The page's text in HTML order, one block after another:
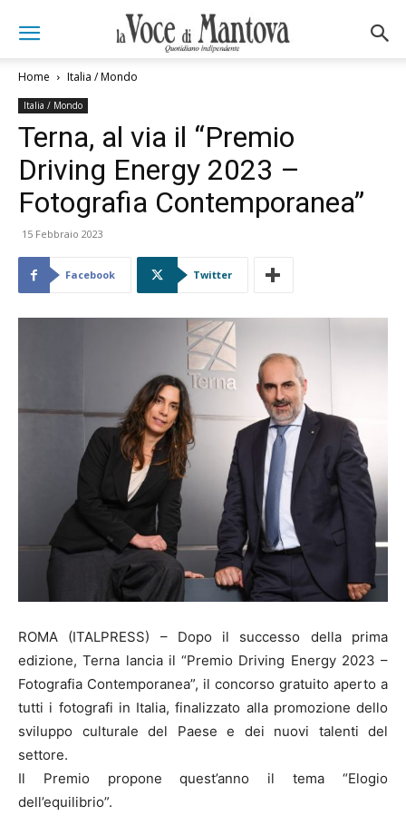
Home Italia / Mondo
Italia / Mondo
Terna, al via il “Premio
Driving Energy 2023 –
Fotografia Contemporanea”
15 Febbraio 2023
Facebook Twitter
ROMA (ITALPRESS) – Dopo il successo della prima
edizione, Terna lancia il “Premio Driving Energy 2023 –
Fotografia Contemporanea”, il concorso gratuito aperto a
tutti i fotografi in Italia, finalizzato alla promozione dello
sviluppo culturale del Paese e dei nuovi talenti del
settore.
Il Premio propone quest’anno il tema “Elogio
dell’equilibrio”.